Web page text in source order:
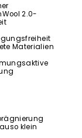
2.0-
Materialien
klein